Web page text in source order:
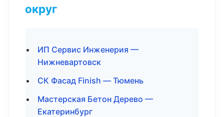
округ
ИП Сервис Инженерия —
Нижневартовск
СК Фасад Finish — Тюмень
Мастерская Бетон Дерево —
Екатеринбург